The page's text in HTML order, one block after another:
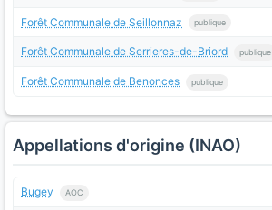
Forêt Communale de Seillonnaz publique
Forêt Communale de Serrieres-de-Briord publique
Forêt Communale de Benonces publique
Appellations d'origine (INAO)
Bugey AOC